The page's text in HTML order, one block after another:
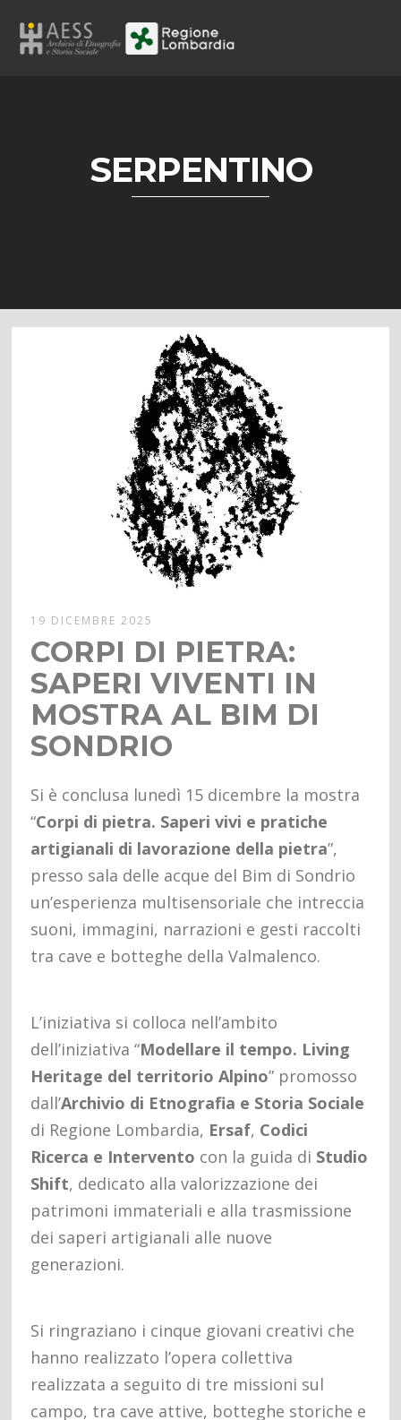
SERPENTINO
19 DICEMBRE 2025
CORPI DI PIETRA:
SAPERI VIVENTI IN
MOSTRA AL BIM DI
SONDRIO
Si è conclusa lunedì 15 dicembre la mostra
“Corpi di pietra. Saperi vivi e pratiche
artigianali di lavorazione della pietra”,
presso sala delle acque del Bim di Sondrio
un’esperienza multisensoriale che intreccia
suoni, immagini, narrazioni e gesti raccolti
tra cave e botteghe della Valmalenco.
L’iniziativa si colloca nell’ambito
dell’iniziativa “Modellare il tempo. Living
Heritage del territorio Alpino” promosso
dall’Archivio di Etnografia e Storia Sociale
di Regione Lombardia, Ersaf, Codici
Ricerca e Intervento con la guida di Studio
Shift, dedicato alla valorizzazione dei
patrimoni immateriali e alla trasmissione
dei saperi artigianali alle nuove
generazioni.
Si ringraziano i cinque giovani creativi che
hanno realizzato l’opera collettiva
realizzata a seguito di tre missioni sul
campo, tra cave attive, botteghe storiche e